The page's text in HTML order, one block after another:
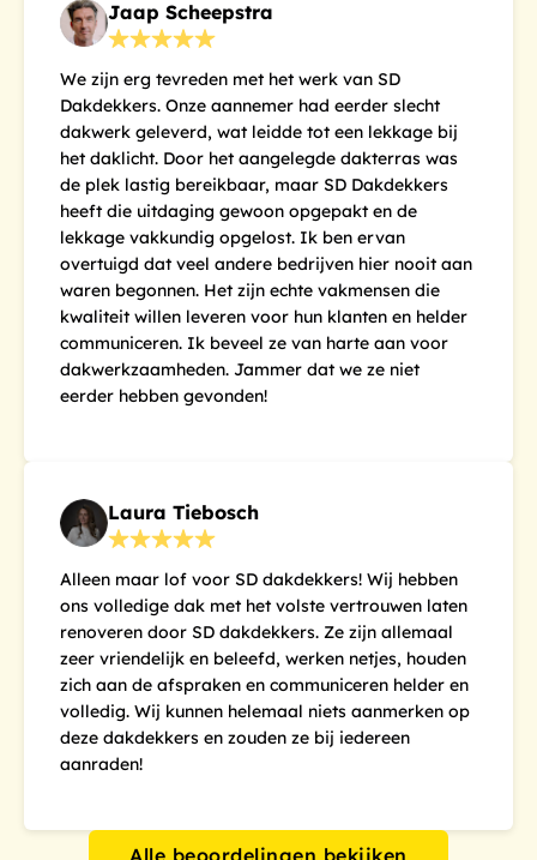
Jaap Scheepstra
We zijn erg tevreden met het werk van SD
Dakdekkers. Onze aannemer had eerder slecht
dakwerk geleverd, wat leidde tot een lekkage bij
het daklicht. Door het aangelegde dakterras was
de plek lastig bereikbaar, maar SD Dakdekkers
heeft die uitdaging gewoon opgepakt en de
lekkage vakkundig opgelost. Ik ben ervan
overtuigd dat veel andere bedrijven hier nooit aan
waren begonnen. Het zijn echte vakmensen die
kwaliteit willen leveren voor hun klanten en helder
communiceren. Ik beveel ze van harte aan voor
dakwerkzaamheden. Jammer dat we ze niet
eerder hebben gevonden!
Laura Tiebosch
Alleen maar lof voor SD dakdekkers! Wij hebben
ons volledige dak met het volste vertrouwen laten
renoveren door SD dakdekkers. Ze zijn allemaal
zeer vriendelijk en beleefd, werken netjes, houden
zich aan de afspraken en communiceren helder en
volledig. Wij kunnen helemaal niets aanmerken op
deze dakdekkers en zouden ze bij iedereen
aanraden!
Alle beoordelingen bekijken